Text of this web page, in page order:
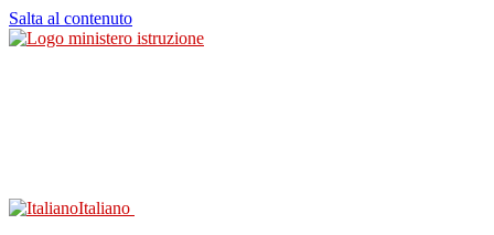
Salta al contenuto
Italiano